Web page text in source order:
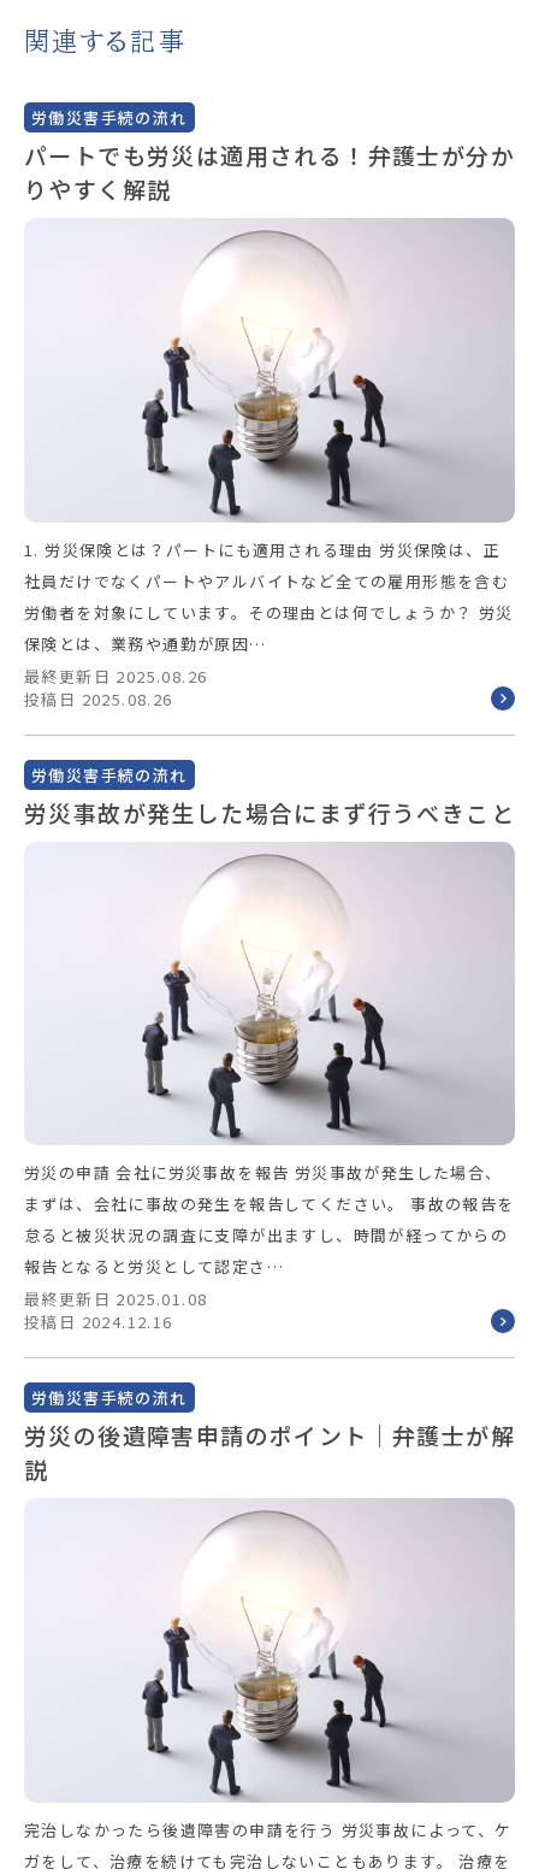
関連する記事
労働災害手続の流れ
パートでも労災は適用される！弁護士が分か
りやすく解説
最終更新日 2025.08.26
投稿日 2025.08.26
1. 労災保険とは？パートにも適用される理由 労災保険は、正
社員だけでなくパートやアルバイトなど全ての雇用形態を含む
労働者を対象にしています。その理由とは何でしょうか？ 労災
保険とは、業務や通勤が原因…
労働災害手続の流れ
労災事故が発生した場合にまず行うべきこと
最終更新日 2025.01.08
投稿日 2024.12.16
労災の申請 会社に労災事故を報告 労災事故が発生した場合、
まずは、会社に事故の発生を報告してください。 事故の報告を
怠ると被災状況の調査に支障が出ますし、時間が経ってからの
報告となると労災として認定さ…
労働災害手続の流れ
労災の後遺障害申請のポイント｜弁護士が解
説
完治しなかったら後遺障害の申請を行う 労災事故によって、ケ
ガをして、治療を続けても完治しないこともあります。 治療を